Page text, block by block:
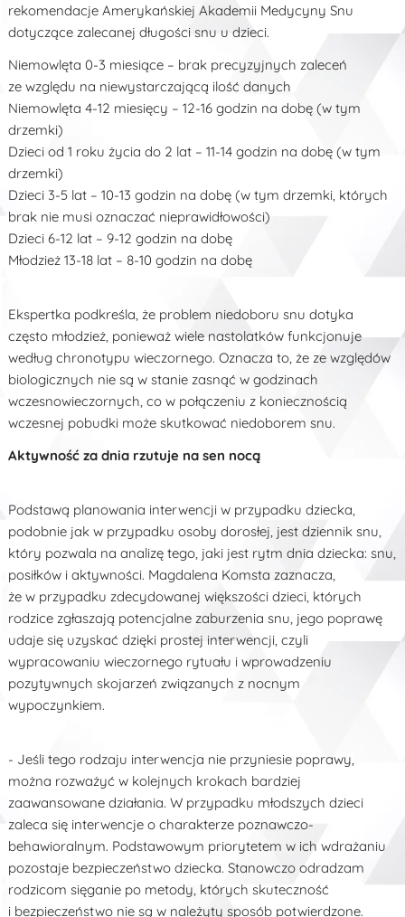
rekomendacje Amerykańskiej Akademii Medycyny Snu
dotyczące zalecanej długości snu u dzieci.
Niemowlęta 0-3 miesiące – brak precyzyjnych zaleceń
ze względu na niewystarczającą ilość danych
Niemowlęta 4-12 miesięcy – 12-16 godzin na dobę (w tym
drzemki)
Dzieci od 1 roku życia do 2 lat – 11-14 godzin na dobę (w tym
drzemki)
Dzieci 3-5 lat – 10-13 godzin na dobę (w tym drzemki, których
brak nie musi oznaczać nieprawidłowości)
Dzieci 6-12 lat – 9-12 godzin na dobę
Młodzież 13-18 lat – 8-10 godzin na dobę
Ekspertka podkreśla, że problem niedoboru snu dotyka
często młodzież, ponieważ wiele nastolatków funkcjonuje
według chronotypu wieczornego. Oznacza to, że ze względów
biologicznych nie są w stanie zasnąć w godzinach
wczesnowieczornych, co w połączeniu z koniecznością
wczesnej pobudki może skutkować niedoborem snu.
Aktywność za dnia rzutuje na sen nocą
Podstawą planowania interwencji w przypadku dziecka,
podobnie jak w przypadku osoby dorosłej, jest dziennik snu,
który pozwala na analizę tego, jaki jest rytm dnia dziecka: snu,
posiłków i aktywności. Magdalena Komsta zaznacza,
że w przypadku zdecydowanej większości dzieci, których
rodzice zgłaszają potencjalne zaburzenia snu, jego poprawę
udaje się uzyskać dzięki prostej interwencji, czyli
wypracowaniu wieczornego rytuału i wprowadzeniu
pozytywnych skojarzeń związanych z nocnym
wypoczynkiem.
- Jeśli tego rodzaju interwencja nie przyniesie poprawy,
można rozważyć w kolejnych krokach bardziej
zaawansowane działania. W przypadku młodszych dzieci
zaleca się interwencje o charakterze poznawczo-
behawioralnym. Podstawowym priorytetem w ich wdrażaniu
pozostaje bezpieczeństwo dziecka. Stanowczo odradzam
rodzicom sięganie po metody, których skuteczność
i bezpieczeństwo nie są w należyty sposób potwierdzone.